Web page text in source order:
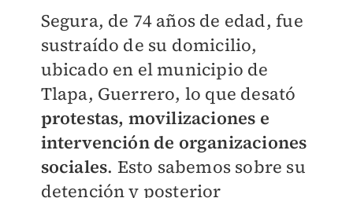
Segura, de 74 años de edad, fue
sustraído de su domicilio,
ubicado en el municipio de
Tlapa, Guerrero, lo que desató
protestas, movilizaciones e
intervención de organizaciones
sociales. Esto sabemos sobre su
detención y posterior